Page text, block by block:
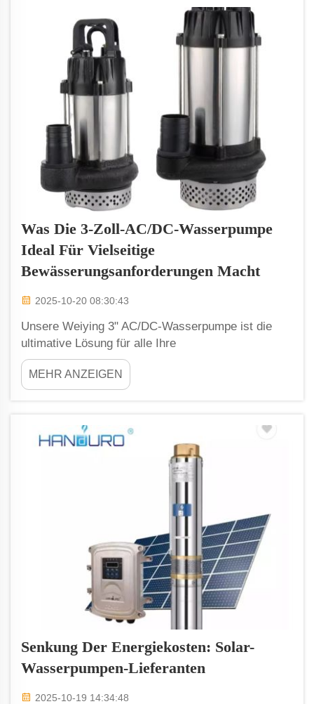
Was Die 3-Zoll-AC/DC-Wasserpumpe
Ideal Für Vielseitige
Bewässerungsanforderungen Macht
2025-10-20 08:30:43
Unsere Weiying 3" AC/DC-Wasserpumpe ist die
ultimative Lösung für alle Ihre
Bewässerungsbedürfnisse. Sie verfügt über
mehrere hervorragende Eigenschaften, die Ihr
Bewässerungssystem effizienter und
Bewässerung der Ranch bis zur Bewässerung von
Feldfrüchten – diese ...
MEHR ANZEIGEN
Senkung Der Energiekosten: Solar-
Wasserpumpen-Lieferanten
2025-10-19 14:34:48